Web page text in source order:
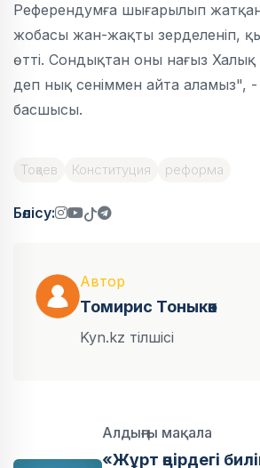
Референдумға шығарылып жатқан
жобасы жан-жақты зерделеніп,
өтті. Сондықтан оны нағыз
деп нық сеніммен айта аламыз", -
басшысы.
Тоқаев Конституция реформа
Бөлісу:
Автор
Томирис Тоныкөк
Kyn.kz тілшісі
Алдыңғы мақала
«Жұрт өңірдегі